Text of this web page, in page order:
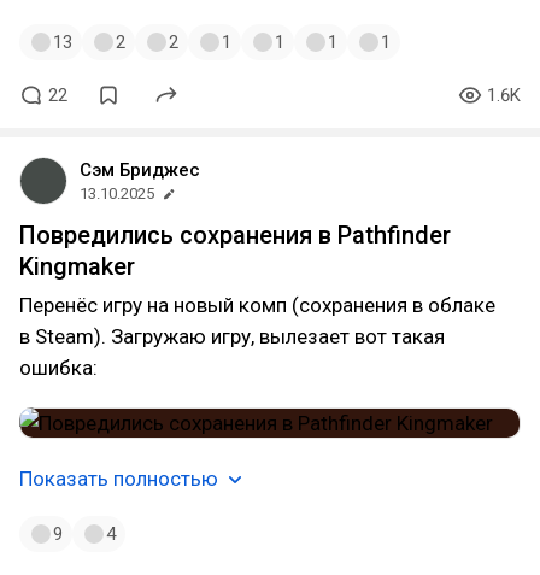
13 2 2 1 1 1 1
22 1.6K
Сэм Бриджес
13.10.2025
Повредились сохранения в Pathfinder
Kingmaker
Перенёс игру на новый комп (сохранения в облаке
в Steam). Загружаю игру, вылезает вот такая
ошибка:
Показать полностью
9 4